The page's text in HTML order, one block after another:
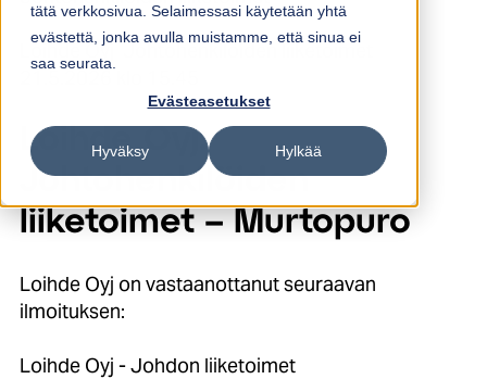
tätä verkkosivua. Selaimessasi käytetään yhtä
evästettä, jonka avulla muistamme, että sinua ei
saa seurata.
Evästeasetukset
Hyväksy Hylkää
Loihde Oyj Johtohenkilöiden liiketoimet
Loihde Oyj:
Johtohenkilöiden
liiketoimet – Murtopuro
Loihde Oyj on vastaanottanut seuraavan
ilmoituksen:
Loihde Oyj - Johdon liiketoimet